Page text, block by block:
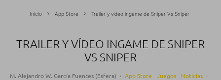
Inicio App Store Trailer y vídeo ingame de Sniper Vs Sniper
TRAILER Y VÍDEO INGAME DE SNIPER
VS SNIPER
M. Alejandro W. García Fuentes (Esfera) · App Store Juegos Noticias ·